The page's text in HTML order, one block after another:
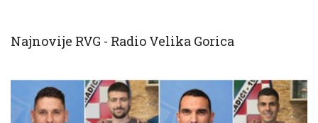
Najnovije RVG - Radio Velika Gorica